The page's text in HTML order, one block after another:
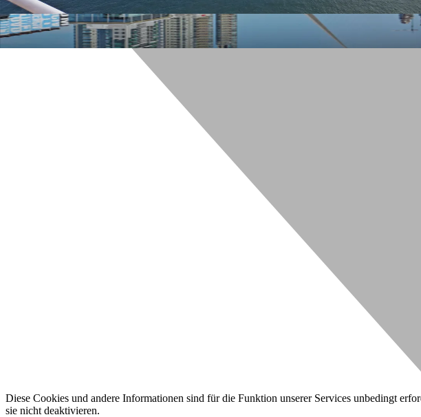
Diese Cookies und andere Informationen sind für die Funktion unserer Services unbedingt
sie nicht deaktivieren.